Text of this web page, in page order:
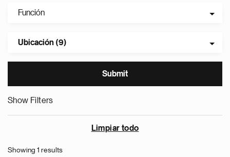
Función
Ubicación (9)
Show Filters
Limpiar todo
Showing 1 results